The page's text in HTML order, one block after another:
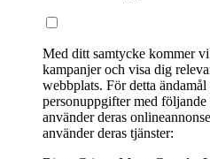
Med ditt samtycke kommer
kampanjer och visa dig
webbplats. För detta
personuppgifter med
använder deras
använder deras tjänster: